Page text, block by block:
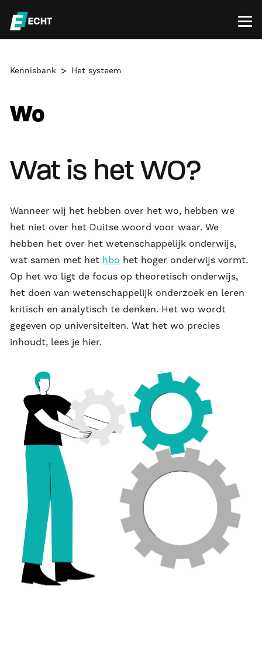
Kennisbank Het systeem
Wo
Wat is het WO?
Wanneer wij het hebben over het wo, hebben we
het niet over het Duitse woord voor waar. We
hebben het over het wetenschappelijk onderwijs,
wat samen met het hbo het hoger onderwijs vormt.
Op het wo ligt de focus op theoretisch onderwijs,
het doen van wetenschappelijk onderzoek en leren
kritisch en analytisch te denken. Het wo wordt
gegeven op universiteiten. Wat het wo precies
inhoudt, lees je hier.